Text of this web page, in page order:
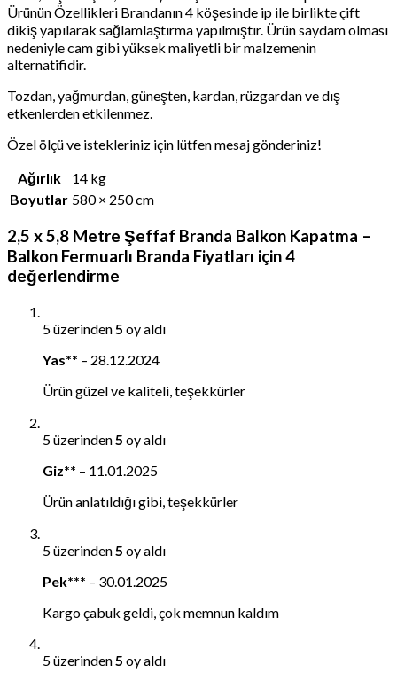
Ürünün Özellikleri Brandanın 4 köşesinde ip ile birlikte çift
dikiş yapılarak sağlamlaştırma yapılmıştır. Ürün saydam olması
nedeniyle cam gibi yüksek maliyetli bir malzemenin
alternatifidir.
Tozdan, yağmurdan, güneşten, kardan, rüzgardan ve dış
etkenlerden etkilenmez.
Özel ölçü ve istekleriniz için lütfen mesaj gönderiniz!
Ağırlık
14 kg
Boyutlar 580 × 250 cm
2,5 x 5,8 Metre Şeffaf Branda Balkon Kapatma –
Balkon Fermuarlı Branda Fiyatları için 4
değerlendirme
5 üzerinden5 oy aldı
Yas** – 28.12.2024
Ürün güzel ve kaliteli, teşekkürler
5 üzerinden5 oy aldı
Giz** – 11.01.2025
Ürün anlatıldığı gibi, teşekkürler
5 üzerinden5 oy aldı
Pek*** – 30.01.2025
Kargo çabuk geldi, çok memnun kaldım
5 üzerinden5 oy aldı